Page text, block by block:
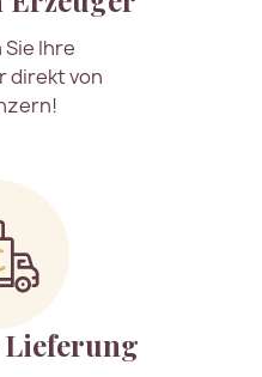
Ihre
direkt von
Lieferung